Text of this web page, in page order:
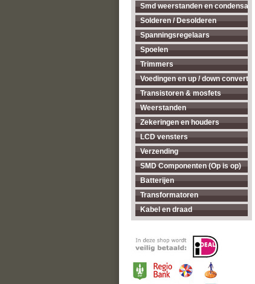
Smd weerstanden en
Solderen / Desolderen
Spanningsregelaars
Spoelen
Trimmers
Voedingen en up / down converters
Transistoren & mosfets
Weerstanden
Zekeringen en houders
LCD vensters
Verzending
SMD Componenten (Op is op)
Batterijen
Transformatoren
Kabel en draad